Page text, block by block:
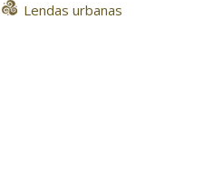
Lendas urbanas